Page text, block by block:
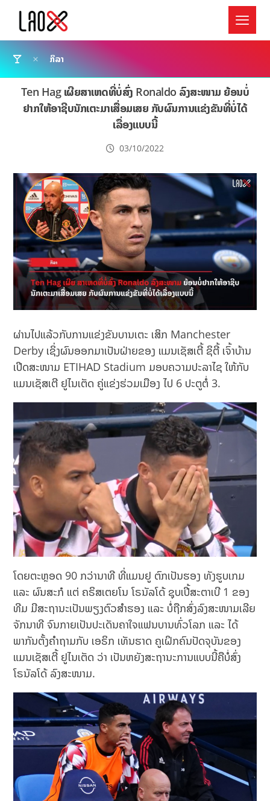
ກິລາ
Ten Hag ເຜີຍສາເຫດທີ່ບໍ່ສົ່ງ Ronaldo ລົງສະໜາມ ຍ້ອນບໍ່
ຢາກໃຫ້ອາຊີບນັກເຕະມາເສື່ອມເສຍ ກັບຜົນການແຂ່ງຂັນທີ່ບໍ່ໄດ້
ເລື່ອງແບບນີ້
03/10/2022
ຜ່ານໄປແລ້ວກັບການແຂ່ງຂັນບານເຕະ ເສິກ Manchester
Derby ເຊິ່ງຜົນອອກມາເປັນຝ່າຍຂອງ ແມນເຊັສເຕີ້ ຊິຕີ້ ເຈົ້າບ້ານ
ເປີດສະໜາມ ETIHAD Stadium ມອບຄວາມປະລາໄຊ ໃຫ້ກັບ
ແມນເຊັສເຕີ ຢູໄນເຕັດ ຄູ່ແຂ່ງຮ່ວມເມືອງ ໄປ 6 ປະຕູຕໍ່ 3.
ໂດຍຕະຫຼອດ 90 ກວ່ານາທີ ທີ່ແມນຢູ ຕົກເປັນຮອງ ທັງຮູບເກມ
ແລະ ຜົນສະກໍ ແຕ່ ຄຣິສເຕຍໂນ ໂຣນັລໂດ້ ຊຸບເປີ້ສະຕາເບີ 1 ຂອງ
ທີມ ມີສະຖານະເປັນພຽງຕົວສຳຮອງ ແລະ ບໍ່ຖືກສົ່ງລົງສະໜາມເລີຍ
ຈັກນາທີ ຈົນກາຍເປັນປະເດັນຄາໃຈແຟນບານທົ່ວໂລກ ແລະ ໄດ້
ພາກັນຕັ້ງຄຳຖາມກັບ ເອຣິກ ເທັນຮາດ ຄູເຝິກຄົນປັດຈຸບັນຂອງ
ແມນເຊັສເຕີ້ ຢູໄນເຕັດ ວ່າ ເປັນຫຍັງສະຖານະການແບບນີ້ຄືບໍ່ສົ່ງ
ໂຣນັລໂດ້ ລົງສະໜາມ.